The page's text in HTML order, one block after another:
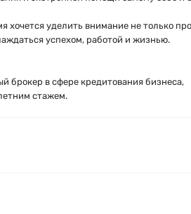
хочется уделить внимание не только
успехом, работой и жизнью.
брокер в сфере кредитования бизнеса,
стажем.